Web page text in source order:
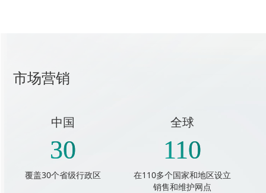
市场营销
中国
30
覆盖30个省级行政区
全球
110
在110多个国家和地区设立
销售和维护网点